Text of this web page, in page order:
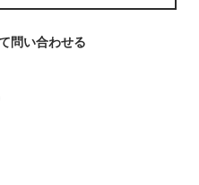
問い合わせる